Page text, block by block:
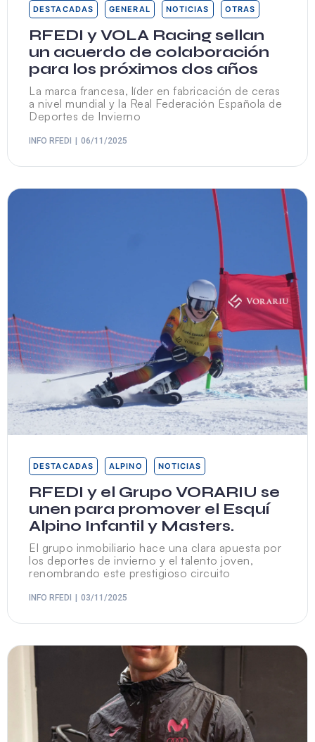
DESTACADAS GENERAL NOTICIAS OTRAS
RFEDI y VOLA Racing sellan
un acuerdo de colaboración
para los próximos dos años
La marca francesa, líder en fabricación de ceras
a nivel mundial y la Real Federación Española de
Deportes de Invierno
INFO RFEDI 06/11/2025
DESTACADAS ALPINO NOTICIAS
RFEDI y el Grupo VORARIU se
unen para promover el Esquí
Alpino Infantil y Masters.
El grupo inmobiliario hace una clara apuesta por
los deportes de invierno y el talento joven,
renombrando este prestigioso circuito
INFO RFEDI 03/11/2025